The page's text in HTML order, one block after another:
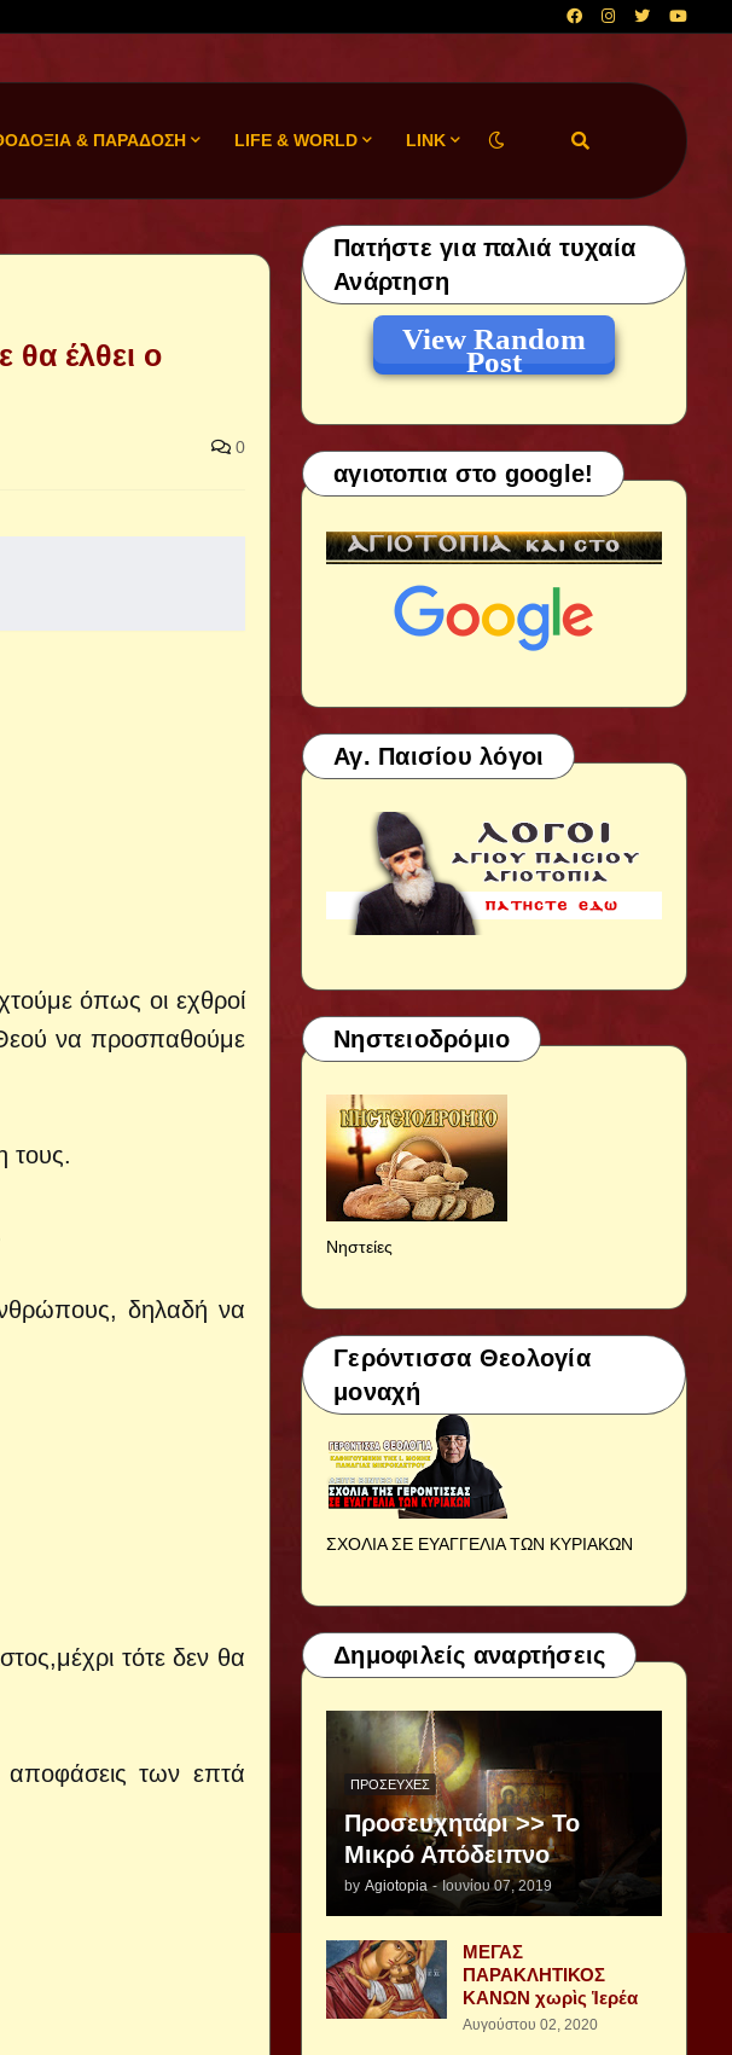
& ΠΑΡΑΔΟΣΗ LIFE & WORLD LINK
θα έλθει ο
0
όπως οι εχθροί
να προσπαθούμε
τους.
δηλαδή να
τότε δεν θα
αποφάσεις των επτά
Πατήστε για παλιά τυχαία
Ανάρτηση
View Random
Post
αγιοτοπια στο google!
Αγ. Παισίου λόγοι
Νηστειοδρόμιο
Νηστείες
Γερόντισσα Θεολογία
μοναχή
ΣΧΟΛΙΑ ΣΕ ΕΥΑΓΓΕΛΙΑ ΤΩΝ ΚΥΡΙΑΚΩΝ
Δημοφιλείς αναρτήσεις
ΠΡΟΣΕΥΧΈΣ
Προσευχητάρι >> Το
Μικρό Απόδειπνο
by Agiotopia - Ιουνίου 07, 2019
ΜΕΓΑΣ
ΠΑΡΑΚΛΗΤΙΚΟΣ
ΚΑΝΩΝ χωρὶς Ἱερέα
Αυγούστου 02, 2020